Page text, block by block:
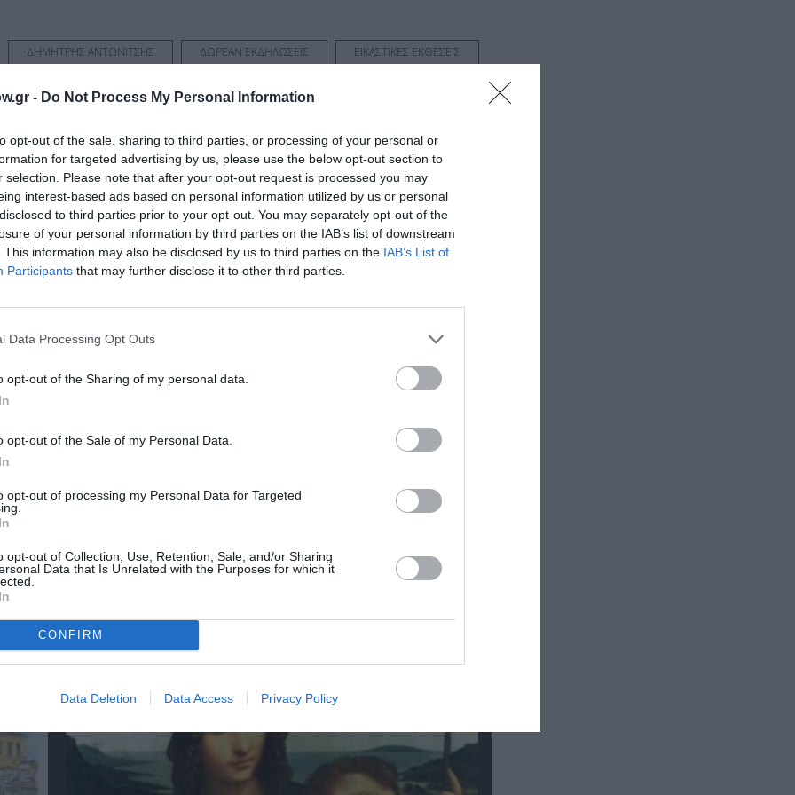
- Do Not Process My Personal Information
opt-out of the sale, sharing to third parties, or processing of your personal or
for targeted advertising by us, please use the below opt-out section to
selection. Please note that after your opt-out request is processed you may
interest-based ads based on personal information utilized by us or personal
to third parties prior to your opt-out. You may separately opt-out of the
of your personal information by third parties on the IAB’s list of downstream
This information may also be disclosed by us to third parties on the IAB’s List of
Participants that may further disclose it to other third parties.
Data Processing Opt Outs
opt-out of the Sharing of my personal data.
opt-out of the Sale of my Personal Data.
opt-out of processing my Personal Data for Targeted
opt-out of Collection, Use, Retention, Sale, and/or Sharing
Data that Is Unrelated with the Purposes for which it
CONFIRM
Data Deletion Data Access Privacy Policy
ΔΗΜΗΤΡΗΣ ΑΝΤΩΝΙΤΣΗΣ ΔΩΡΕΑΝ ΕΚΔΗΛΩΣΕΙΣ ΕΙΚΑΣΤΙΚΕΣ ΕΚΘΕΣΕΙΣ
το Culturenow.gr
Άρθρα
“Beauty and Blue”: Διπλή παράλληλη έκθεση στην
Πάτμο